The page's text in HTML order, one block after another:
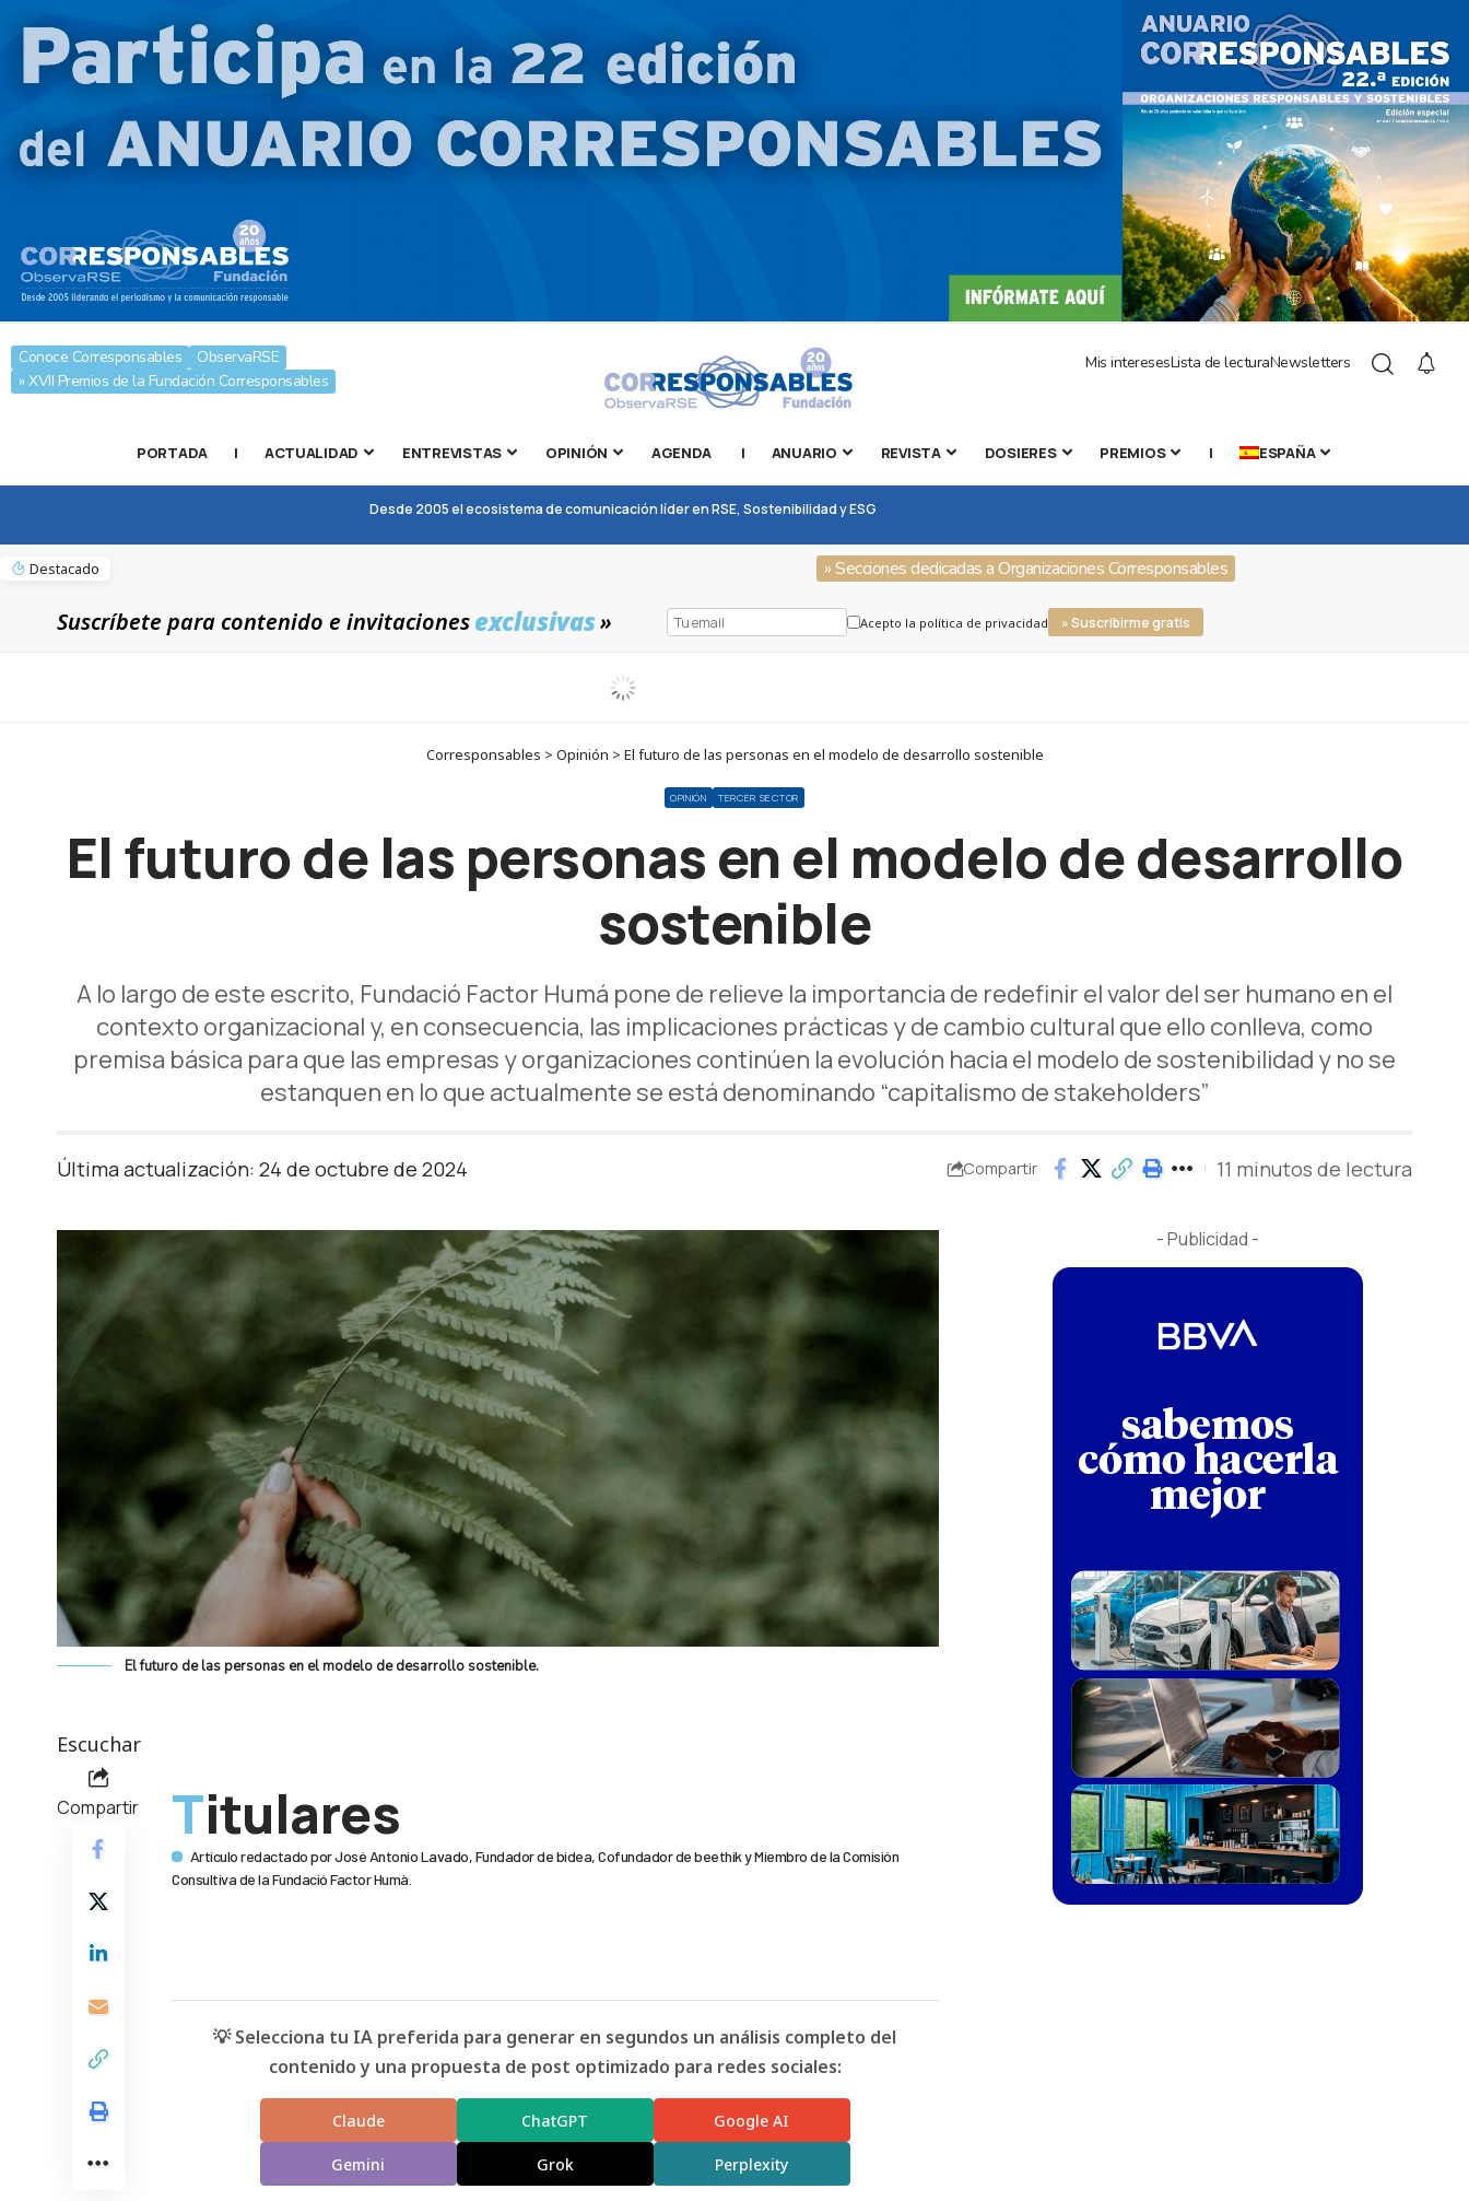
Conoce Corresponsables
ObservaRSE
» XVII Premios de la Fundación Corresponsables
Mis interesesLista de lecturaNewsletters
PORTADA | ACTUALIDAD ENTREVISTAS OPINIÓN AGENDA | ANUARIO REVISTA DOSIERES PREMIOS | ESPAÑA
Desde 2005 el ecosistema de comunicación líder en RSE, Sostenibilidad y ESG
Destacado » Secciones dedicadas a Organizaciones Corresponsables
Suscríbete para contenido e invitacionesexclusivas» Acepto la política de privacidad » Suscribirme gratis
Corresponsables > Opinión > El futuro de las personas en el modelo de desarrollo sostenible
OPINIÓN TERCER SECTOR
El futuro de las personas en el modelo de desarrollo
sostenible
A lo largo de este escrito, Fundació Factor Humá pone de relieve la importancia de redefinir el valor del ser humano en el
contexto organizacional y, en consecuencia, las implicaciones prácticas y de cambio cultural que ello conlleva, como
premisa básica para que las empresas y organizaciones continúen la evolución hacia el modelo de sostenibilidad y no se
estanquen en lo que actualmente se está denominando “capitalismo de stakeholders”
Última actualización: 24 de octubre de 2024 Compartir 11 minutos de lectura
El futuro de las personas en el modelo de desarrollo sostenible.
Escuchar
Compartir Titulares
Artículo redactado por José Antonio Lavado, Fundador de bidea, Cofundador de beethik y Miembro de la Comisión
Consultiva de la Fundació Factor Humà.
💡 Selecciona tu IA preferida para generar en segundos un análisis completo del
contenido y una propuesta de post optimizado para redes sociales:
Claude ChatGPT Google AI
Gemini Grok Perplexity
- Publicidad -